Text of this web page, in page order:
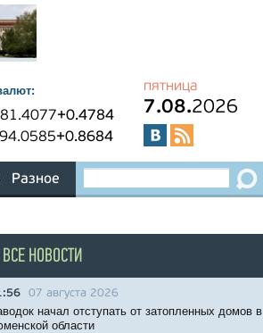
81.4077+0.4784
94.0585+0.8684
пятница
7.08.2026
Разное
ВСЕ НОВОСТИ
07 августа 2026
начал отступать от затопленных домов в
области